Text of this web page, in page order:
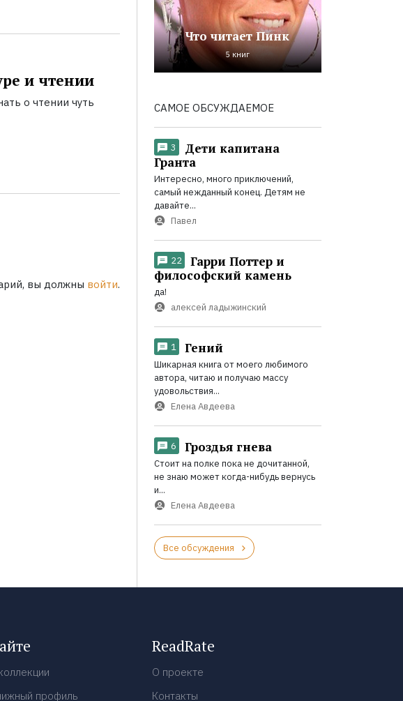
и чтении
о чтении чуть
вы должны войти.
Что читает Пинк
5 книг
САМОЕ ОБСУЖДАЕМОЕ
3
Дети капитана
Гранта
Интересно, много приключений,
самый нежданный конец. Детям не
давайте...
Павел
22
Гарри Поттер и
философский камень
да!
алексей ладыжинский
1 Гений
Шикарная книга от моего любимого
автора, читаю и получаю массу
удовольствия...
Елена Авдеева
6 Гроздья гнева
Стоит на полке пока не дочитанной,
не знаю может когда-нибудь вернусь
и...
Елена Авдеева
Все обсуждения
профиль
ReadRate
О проекте
Контакты